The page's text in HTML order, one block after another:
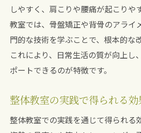
しやすく、肩こりや腰痛が起こりや
教室では、骨盤矯正や背骨のアライ
門的な技術を学ぶことで、根本的な
これにより、日常生活の質が向上し
ポートできるのが特徴です。
整体教室の実践で得られる
整体教室での実践を通じて得られる